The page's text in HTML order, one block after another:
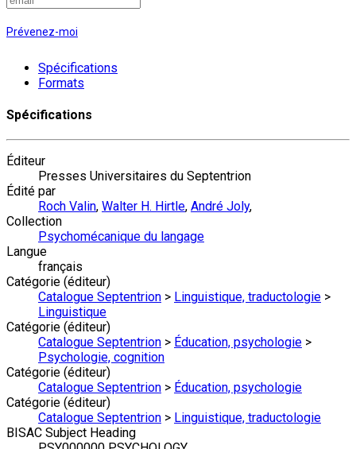
Prévenez-moi
Spécifications
Formats
Spécifications
Éditeur
Presses Universitaires du Septentrion
Édité par
Roch Valin, Walter H. Hirtle, André Joly,
Collection
Psychomécanique du langage
Langue
français
Catégorie (éditeur)
Catalogue Septentrion > Linguistique, traductologie >
Linguistique
Catégorie (éditeur)
Catalogue Septentrion > Éducation, psychologie >
Psychologie, cognition
Catégorie (éditeur)
Catalogue Septentrion > Éducation, psychologie
Catégorie (éditeur)
Catalogue Septentrion > Linguistique, traductologie
BISAC Subject Heading